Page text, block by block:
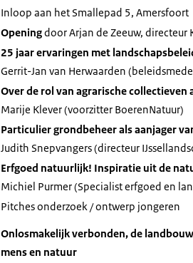
Inloop aan het Smallepad 5, Amersfoort
Openingdoor Arjan de Zeeuw, directeur
25 jaar ervaringen met
Gerrit-Jan van Herwaarden
Over de rol van agrarische
Marije Klever (voorzitter BoerenNatuur)
Particulier grondbeheer als aanjager
Judith Snepvangers (directeur
Erfgoed natuurlijk! Inspiratie uit de
Michiel Purmer (Specialist erfgoed en
Pitches onderzoek / ontwerp jongeren
Onlosmakelijk verbonden, de
mens en natuur